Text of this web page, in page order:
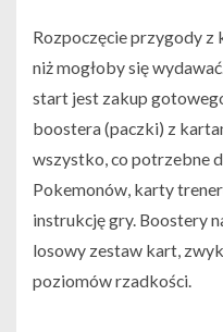
Rozpoczęcie przygody
niż mogłoby się
start jest zakup
boostera (paczki) z
wszystko, co potrzebne
Pokemonów, karty
instrukcję gry. Boostery
losowy zestaw kart,
poziomów rzadkości.